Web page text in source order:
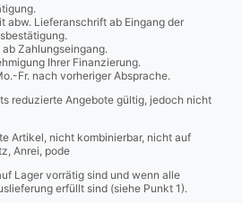
abw. Lieferanschrift ab Eingang der
Zahlungseingang.
Ihrer Finanzierung.
Fr. nach vorheriger Absprache.
reduzierte Angebote gültig, jedoch nicht
Artikel, nicht kombinierbar, nicht auf
Anrei, pode
Lager vorrätig sind und wenn alle
erfüllt sind (siehe Punkt 1).